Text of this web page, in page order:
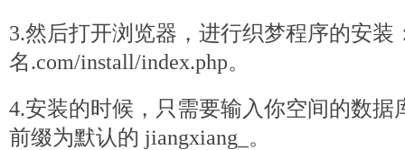
3.然后打开浏览器，进行织梦程序的安装
名.com/install/index.php。
4.安装的时候，只需要输入你空间的数据
前缀为默认的 jiangxiang_。